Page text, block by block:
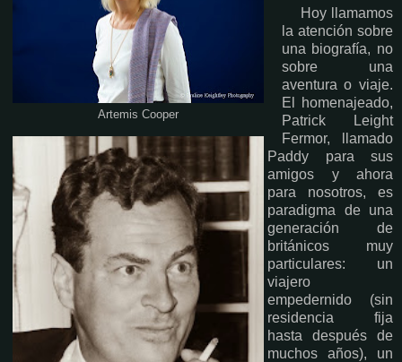
Artemis Cooper
Hoy llamamos
la atención sobre
una biografía, no
sobre una
aventura o viaje.
El homenajeado,
Patrick Leight
Fermor, llamado
Paddy para sus
amigos y ahora
para nosotros, es
paradigma de una
generación de
británicos muy
particulares: un
viajero
empedernido (sin
residencia fija
hasta después de
muchos años), un